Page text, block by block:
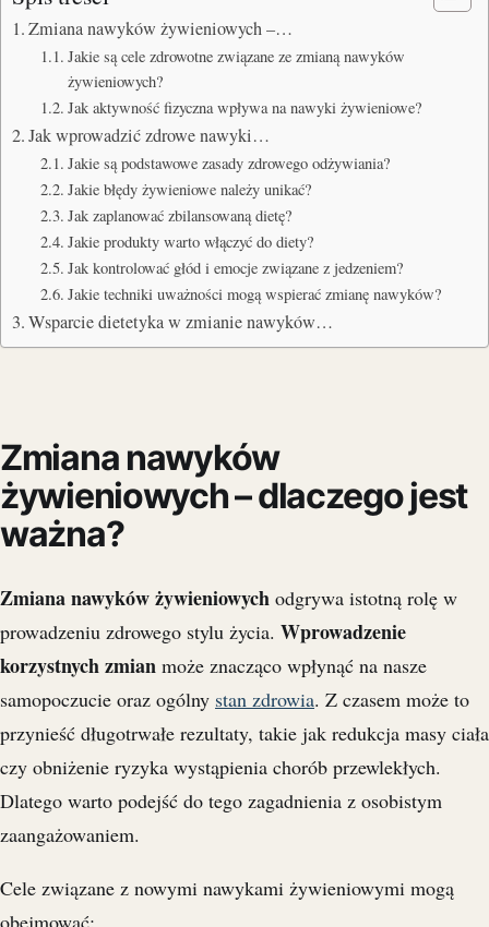
Zmiana nawyków żywieniowych –…
Jakie są cele zdrowotne związane ze zmianą nawyków
żywieniowych?
Jak aktywność fizyczna wpływa na nawyki żywieniowe?
Jak wprowadzić zdrowe nawyki…
Jakie są podstawowe zasady zdrowego odżywiania?
Jakie błędy żywieniowe należy unikać?
Jak zaplanować zbilansowaną dietę?
Jakie produkty warto włączyć do diety?
Jak kontrolować głód i emocje związane z jedzeniem?
Jakie techniki uważności mogą wspierać zmianę nawyków?
Wsparcie dietetyka w zmianie nawyków…
Zmiana nawyków
żywieniowych – dlaczego jest
ważna?
Zmiana nawyków żywieniowych odgrywa istotną rolę w
prowadzeniu zdrowego stylu życia. Wprowadzenie
korzystnych zmian może znacząco wpłynąć na nasze
samopoczucie oraz ogólny stan zdrowia. Z czasem może to
przynieść długotrwałe rezultaty, takie jak redukcja masy ciała
czy obniżenie ryzyka wystąpienia chorób przewlekłych.
Dlatego warto podejść do tego zagadnienia z osobistym
zaangażowaniem.
Cele związane z nowymi nawykami żywieniowymi mogą